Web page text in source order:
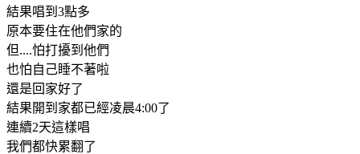
結果唱到3點多
原本要住在他們家的
但....怕打擾到他們
也怕自己睡不著啦
還是回家好了
結果開到家都已經凌晨4:00了
連續2天這樣唱
我們都快累翻了